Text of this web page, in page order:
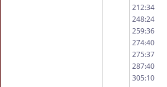
212:34
248:24
259:36
274:40
275:37
287:40
305:10